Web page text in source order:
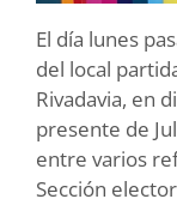
El día lunes
del local
Rivadavia, en
presente de
entre varios
Sección